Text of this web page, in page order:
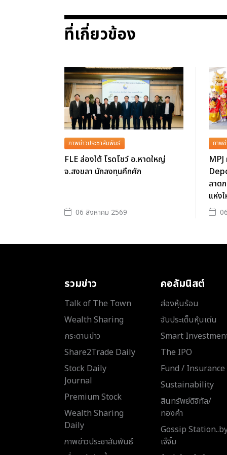
ที่เกี่ยวข้อง
ภาพข่าวประชาสัมพันธ์
FLE ล่องใต้ โรดโชว์ อ.หาดใหญ่
จ.สงขลา นักลงทุนคึกคัก
06 สิงหาคม 2569
ภาพ
ลาด
แห่ง
รวมข่าว
Talk of The Town
Wealth Sharing
กระดานข่าว
Share2Trade Daily
Stock Daily
Journal
Premium Stock
Wealth Sharing
Daily
ภาพข่าวประชาสัมพันธ์
คอลัมนิสต์
ส่องหุ้นร้อน
จับประเด็นหุ้นเด่น
Smart
The IPO
Fund / Insurance
Sustainability
สินทรัพย์ดิจิทัล/
ทองคำ
Gossip
เจ๊จิ๋ม